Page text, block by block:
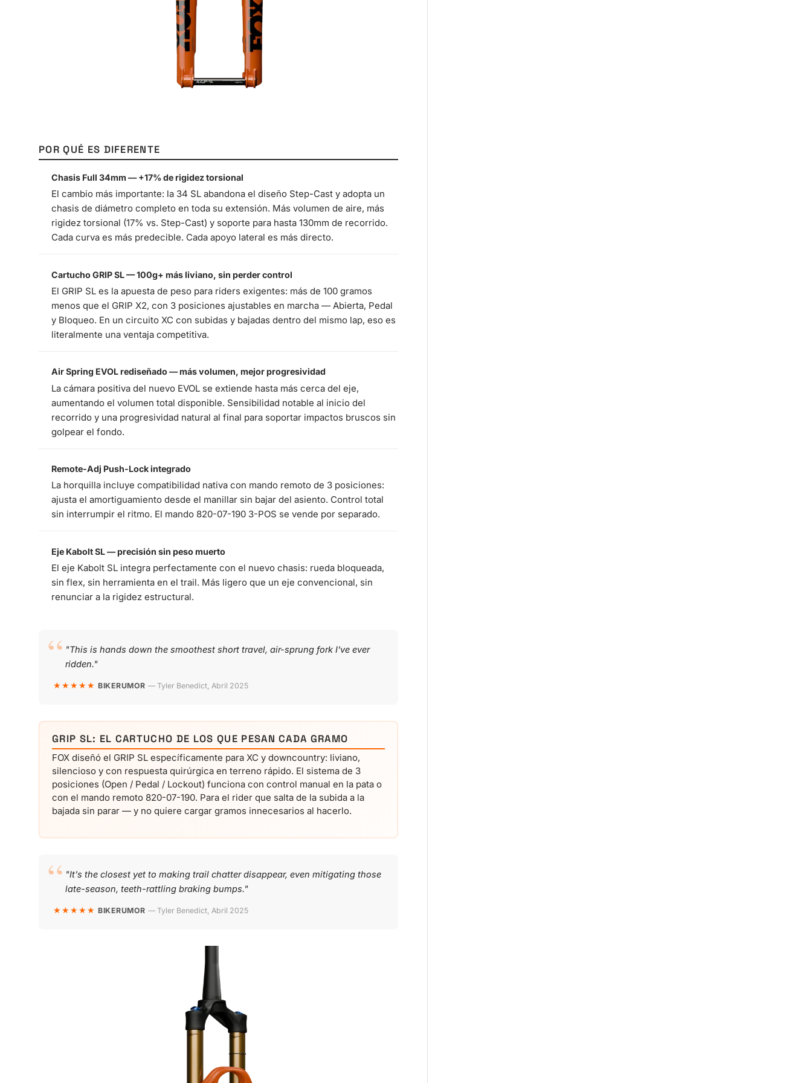
POR QUÉ ES DIFERENTE
Chasis Full 34mm — +17% de rigidez torsional
El cambio más importante: la 34 SL abandona el diseño Step-Cast y adopta un
chasis de diámetro completo en toda su extensión. Más volumen de aire, más
rigidez torsional (17% vs. Step-Cast) y soporte para hasta 130mm de recorrido.
Cada curva es más predecible. Cada apoyo lateral es más directo.
Cartucho GRIP SL — 100g+ más liviano, sin perder control
El GRIP SL es la apuesta de peso para riders exigentes: más de 100 gramos
menos que el GRIP X2, con 3 posiciones ajustables en marcha — Abierta, Pedal
y Bloqueo. En un circuito XC con subidas y bajadas dentro del mismo lap, eso es
literalmente una ventaja competitiva.
Air Spring EVOL rediseñado — más volumen, mejor progresividad
La cámara positiva del nuevo EVOL se extiende hasta más cerca del eje,
aumentando el volumen total disponible. Sensibilidad notable al inicio del
recorrido y una progresividad natural al final para soportar impactos bruscos sin
golpear el fondo.
Remote-Adj Push-Lock integrado
La horquilla incluye compatibilidad nativa con mando remoto de 3 posiciones:
ajusta el amortiguamiento desde el manillar sin bajar del asiento. Control total
sin interrumpir el ritmo. El mando 820-07-190 3-POS se vende por separado.
Eje Kabolt SL — precisión sin peso muerto
El eje Kabolt SL integra perfectamente con el nuevo chasis: rueda bloqueada,
sin flex, sin herramienta en el trail. Más ligero que un eje convencional, sin
renunciar a la rigidez estructural.
"This is hands down the smoothest short travel, air-sprung fork I've ever
ridden."
★★★★★ BIKERUMOR — Tyler Benedict, Abril 2025
GRIP SL: EL CARTUCHO DE LOS QUE PESAN CADA GRAMO
FOX diseñó el GRIP SL específicamente para XC y downcountry: liviano,
silencioso y con respuesta quirúrgica en terreno rápido. El sistema de 3
posiciones (Open / Pedal / Lockout) funciona con control manual en la pata o
con el mando remoto 820-07-190. Para el rider que salta de la subida a la
bajada sin parar — y no quiere cargar gramos innecesarios al hacerlo.
"It's the closest yet to making trail chatter disappear, even mitigating those
late-season, teeth-rattling braking bumps."
★★★★★ BIKERUMOR — Tyler Benedict, Abril 2025